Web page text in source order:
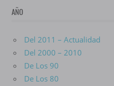
AÑO
Del 2011 – Actualidad
Del 2000 – 2010
De Los 90
De Los 80